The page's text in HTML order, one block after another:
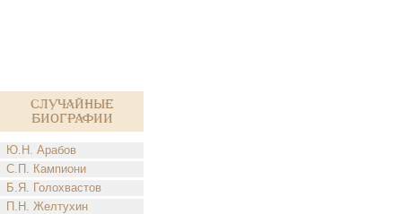
Случайные
биографии
Ю.Н. Арабов
С.П. Кампиони
Б.Я. Голохвастов
П.Н. Желтухин